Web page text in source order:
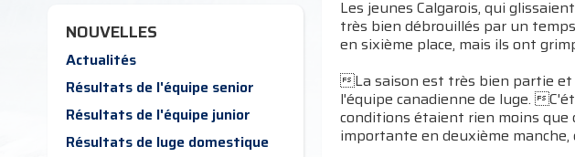
NOUVELLES
Actualités
Résultats de l'équipe senior
Résultats de l'équipe junior
Résultats de luge domestique
Les jeunes Calgarois, qui
très bien débrouillés par un
en sixième place, mais ils ont
La saison est très bien partie et
l'équipe canadienne de luge.
conditions étaient rien moins que
importante en deuxième